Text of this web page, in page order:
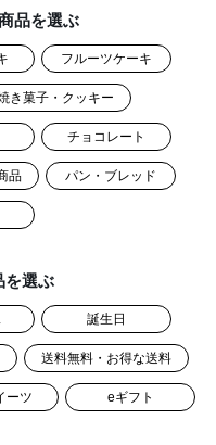
品を選ぶ
フルーツケーキ
き菓子・クッキー
チョコレート
品 パン・ブレッド
を選ぶ
誕生日
送料無料・お得な送料
ーツ eギフト